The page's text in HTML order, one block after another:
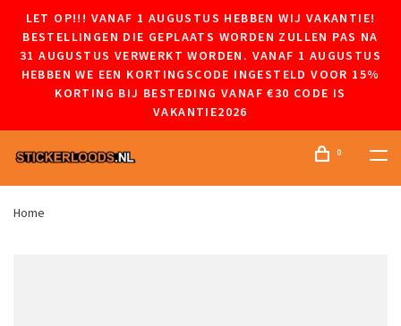
LET OP!!! VANAF 1 AUGUSTUS HEBBEN WIJ VAKANTIE!
BESTELLINGEN DIE GEPLAATS WORDEN ZULLEN PAS NA
31 AUGUSTUS VERWERKT WORDEN. VANAF 1 AUGUSTUS
HEBBEN WE EEN KORTINGSCODE INGESTELD VOOR 15%
KORTING BIJ BESTEDING VANAF €30 CODE IS
VAKANTIE2026
0
Home